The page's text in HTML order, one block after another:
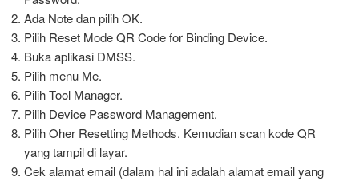
Ada Note dan pilih OK.
Pilih Reset Mode QR Code for Binding Device.
Buka aplikasi DMSS.
Pilih menu Me.
Pilih Tool Manager.
Pilih Device Password Management.
Pilih Oher Resetting Methods. Kemudian scan kode QR
yang tampil di layar.
Cek alamat email (dalam hal ini adalah alamat email yang